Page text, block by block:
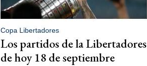
Copa Libertadores
Los partidos de la Libertadores
de hoy 18 de septiembre